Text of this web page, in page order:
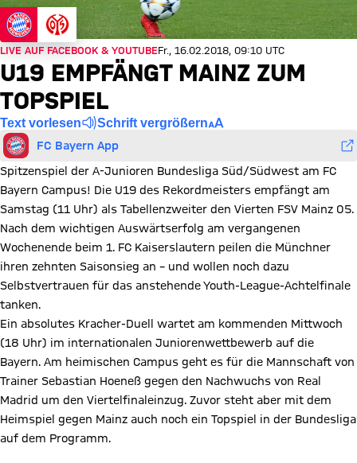
LIVE AUF FACEBOOK & YOUTUBEFr., 16.02.2018, 09:10 UTC
U19 EMPFÄNGT MAINZ ZUM
TOPSPIEL
Text vorlesen Schrift vergrößern
FC Bayern App
Spitzenspiel der A-Junioren Bundesliga Süd/Südwest am FC
Bayern Campus! Die U19 des Rekordmeisters empfängt am
Samstag (11 Uhr) als Tabellenzweiter den Vierten FSV Mainz 05.
Nach dem wichtigen Auswärtserfolg am vergangenen
Wochenende beim 1. FC Kaiserslautern peilen die Münchner
ihren zehnten Saisonsieg an – und wollen noch dazu
Selbstvertrauen für das anstehende Youth-League-Achtelfinale
tanken.
Ein absolutes Kracher-Duell wartet am kommenden Mittwoch
(18 Uhr) im internationalen Juniorenwettbewerb auf die
Bayern. Am heimischen Campus geht es für die Mannschaft von
Trainer Sebastian Hoeneß gegen den Nachwuchs von Real
Madrid um den Viertelfinaleinzug. Zuvor steht aber mit dem
Heimspiel gegen Mainz auch noch ein Topspiel in der Bundesliga
auf dem Programm.